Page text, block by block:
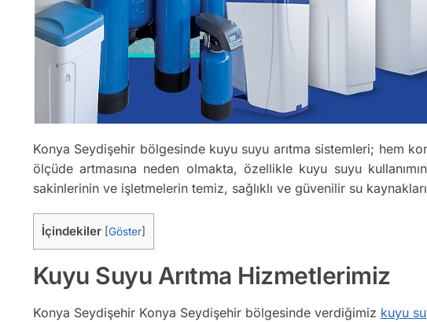
Konya Seydişehir bölgesinde kuyu suyu arıtma sistemleri; hem
ölçüde artmasına neden olmakta, özellikle kuyu suyu
sakinlerinin ve işletmelerin temiz, sağlıklı ve güvenilir su
İçindekiler [Göster]
Kuyu Suyu Arıtma Hizmetlerimiz
Konya Seydişehir Konya Seydişehir bölgesinde verdiğimiz kuyu